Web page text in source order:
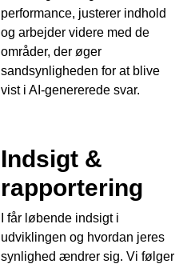
performance, justerer indhold
og arbejder videre med de
områder, der øger
sandsynligheden for at blive
vist i AI-genererede svar.
Indsigt &
rapportering
I får løbende indsigt i
udviklingen og hvordan jeres
synlighed ændrer sig. Vi følger